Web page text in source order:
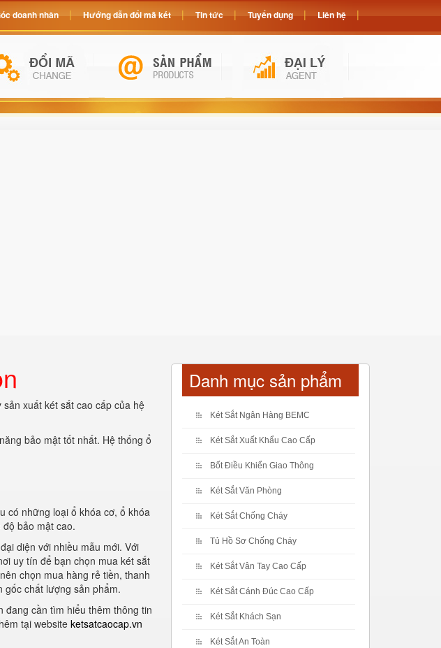
xuất két sắt cao cấp của hệ
bảo mật tốt nhất. Hệ thống ổ
có những loại ổ khóa cơ, ổ khóa
bảo mật cao.
diện với nhiều mẫu mới. Với
uy tín để bạn chọn mua két sắt
chọn mua hàng rẻ tiền, thanh
gốc chất lượng sản phẩm.
đang cần tìm hiểu thêm thông tin
tại website ketsatcaocap.vn
Danh mục sản phẩm
Két Sắt Ngân Hàng BEMC
Két Sắt Xuất Khẩu Cao Cấp
Bốt Điều Khiển Giao Thông
Két Sắt Văn Phòng
Két Sắt Chống Cháy
Tủ Hồ Sơ Chống Cháy
Két Sắt Vân Tay Cao Cấp
Két Sắt Cánh Đúc Cao Cấp
Két Sắt Khách Sạn
Két Sắt An Toàn
doanh nhân Hướng dẫn đổi mã két Tin tức Tuyển dụng Liên hệ